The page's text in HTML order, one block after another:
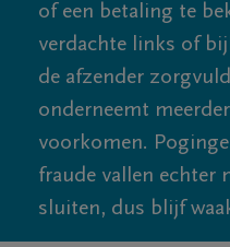
of een betaling te
verdachte links of
de afzender
onderneemt
voorkomen.
fraude vallen
sluiten, dus blijf